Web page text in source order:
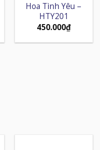
Hoa Tình Yêu –
HTY201
450.000₫